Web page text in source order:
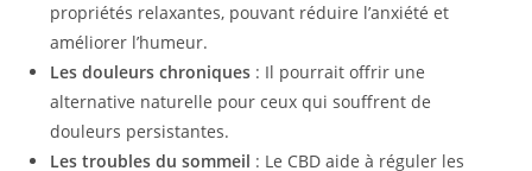
propriétés relaxantes, pouvant réduire l’anxiété et
améliorer l’humeur.
Les douleurs chroniques : Il pourrait offrir une
alternative naturelle pour ceux qui souffrent de
douleurs persistantes.
Les troubles du sommeil : Le CBD aide à réguler les